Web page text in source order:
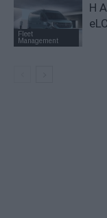
Fleet
Management
Η